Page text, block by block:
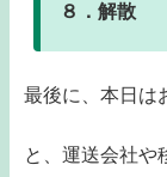
８．解散
最後に、本日は
と、運送会社や